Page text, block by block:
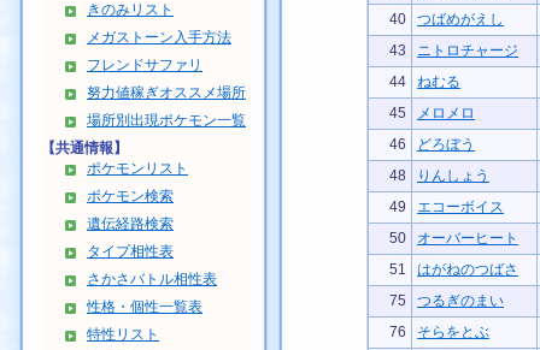
きのみリスト
メガストーン入手方法
フレンドサファリ
努力値稼ぎオススメ場所
場所別出現ポケモン一覧
【共通情報】
ポケモンリスト
ポケモン検索
遺伝経路検索
タイプ相性表
さかさバトル相性表
性格・個性一覧表
特性リスト
40
つばめがえし
43
ニトロチャージ
44
ねむる
45
メロメロ
46
どろぼう
48
りんしょう
49
エコーボイス
50
オーバーヒート
51
はがねのつばさ
75
つるぎのまい
76
そらをとぶ